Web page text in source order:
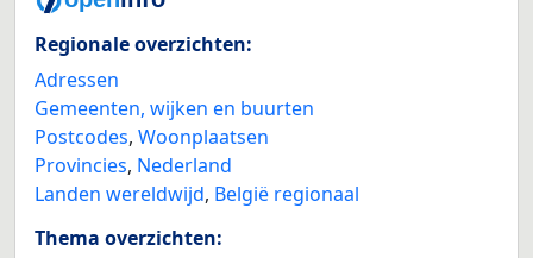
Regionale overzichten:
Adressen
Gemeenten, wijken en buurten
Postcodes, Woonplaatsen
Provincies, Nederland
Landen wereldwijd, België regionaal
Thema overzichten: